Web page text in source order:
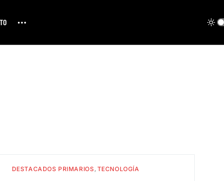
DESTACADOS PRIMARIOS TECNOLOGÍA